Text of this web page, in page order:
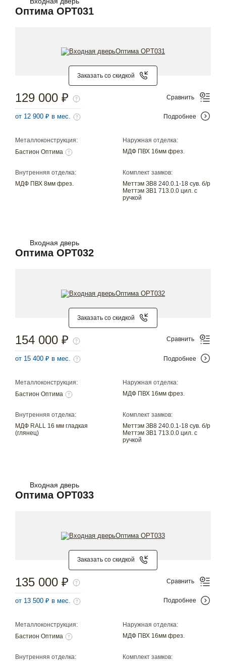
Оптима OPT031
Заказать со скидкой
Металлоконструкция:
Бастион Оптима
Наружная отделка:
МДФ ПВХ 16мм фрез.
Внутренняя отделка:
МДФ ПВХ 8мм фрез.
Комплект замков:
Меттэм ЗВ8 240.0.1-18 сув. б/р
Меттэм ЗВ1 713.0.0 цил. с
ручкой
129 000 ₽
от 12 900 ₽ в мес.
Сравнить
Подробнее
Входная дверь
Оптима OPT032
Заказать со скидкой
Металлоконструкция:
Бастион Оптима
Наружная отделка:
МДФ ПВХ 16мм фрез.
Внутренняя отделка:
МДФ RALL 16 мм гладкая
(глянец)
Комплект замков:
Меттэм ЗВ8 240.0.1-18 сув. б/р
Меттэм ЗВ1 713.0.0 цил. с
ручкой
154 000 ₽
от 15 400 ₽ в мес.
Сравнить
Подробнее
Входная дверь
Оптима OPT033
Заказать со скидкой
Металлоконструкция:
Бастион Оптима
Наружная отделка:
МДФ ПВХ 16мм фрез.
Внутренняя отделка:
Комплект замков:
135 000 ₽
от 13 500 ₽ в мес.
Сравнить
Подробнее